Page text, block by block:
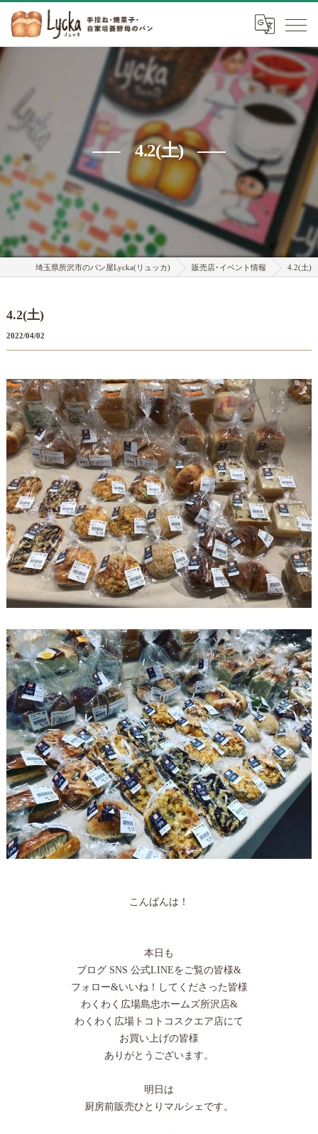
4.2(土)
埼玉県所沢市のパン屋Lycka(リュッカ) 販売店･イベント情報 4.2(土)
4.2(土)
2022/04/02
こんばんは！
本日も
ブログ SNS 公式LINEをご覧の皆様&
フォロー&いいね！してくださった皆様
わくわく広場島忠ホームズ所沢店&
わくわく広場トコトコスクエア店にて
お買い上げの皆様
ありがとうございます。
明日は
厨房前販売ひとりマルシェです。